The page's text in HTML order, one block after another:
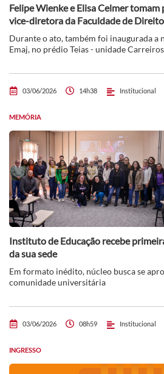
Felipe Wienke e Elisa Celmer
vice-diretora da Faculdade de Direito
Durante o ato, também foi inaugurada a
Emaj, no prédio Teias - unidade Carreiros
03/06/2026 14h38 Institucional
MEMÓRIA
Instituto de Educação recebe
da sua sede
Em formato inédito, núcleo busca se
comunidade universitária
03/06/2026 08h59 Institucional
INGRESSO